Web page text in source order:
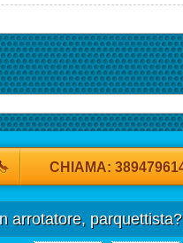
CHIAMA:
arrotatore,